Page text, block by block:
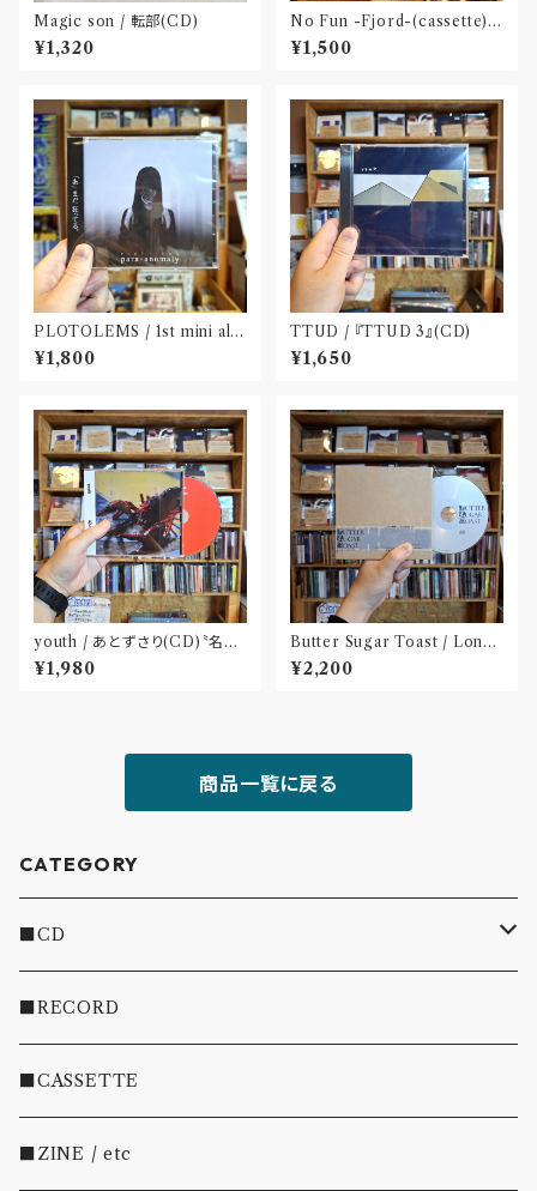
Magic son / 転部(CD)
¥1,320
No Fun -Fjord-(cassette)
〝京都〟
¥1,500
PLOTOLEMS / 1st mini alb
um 「para?anomaly」(CD)
¥1,800
TTUD / 『TTUD 3』(CD)
¥1,650
youth / あとずさり(CD)〝名古
屋〟
¥1,980
Butter Sugar Toast / Long
Play I(CD)
¥2,200
商品一覧に戻る
CATEGORY
■CD
・INDIE
・EMO/PUNK/POST HC
・SHOEGAZE/DREAMPOP/POST ROCK
■RECORD
■CASSETTE
■ZINE / etc